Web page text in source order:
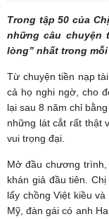
Trong tập 50 của
những câu chuyện
lòng” nhất trong
Từ chuyện tiền nạp
cả họ nghi ngờ, cho
lại sau 8 năm chỉ
những lát cắt rất thật
vui trọng đại.
Mở đầu chương
khán giả đầu tiên.
lấy chồng Việt kiều
Mỹ, đàn gái có anh